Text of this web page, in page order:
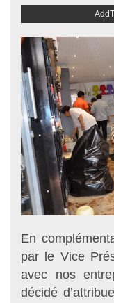
En
par le Vice
avec nos
décidé